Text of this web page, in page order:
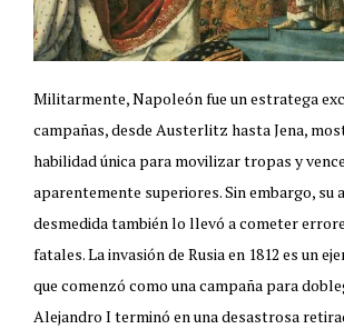
Militarmente, Napoleón fue un estratega
campañas, desde Austerlitz hasta Jena,
habilidad única para movilizar tropas y
aparentemente superiores. Sin embargo, su
desmedida también lo llevó a cometer
fatales. La invasión de Rusia en 1812 es un
que comenzó como una campaña para
Alejandro I terminó en una desastrosa